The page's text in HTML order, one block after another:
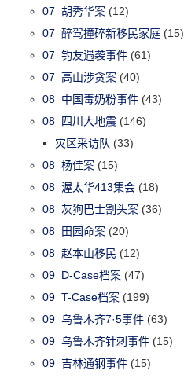
07_胡秀华案 (12)
07_醉驾撞碎新移民家庭 (15)
07_钓友遇袭事件 (61)
07_高山涉贪案 (40)
08_中国毒奶粉事件 (43)
08_四川大地震 (146)
灾区采访队 (33)
08_杨佳案 (15)
08_渥太华413集会 (18)
08_灰狗巴士割头案 (36)
08_田园命案 (20)
08_赵本山移民 (12)
09_D-Case档案 (47)
09_T-Case档案 (199)
09_乌鲁木齐7·5事件 (63)
09_乌鲁木齐针刺事件 (15)
09_吉林通钢事件 (15)